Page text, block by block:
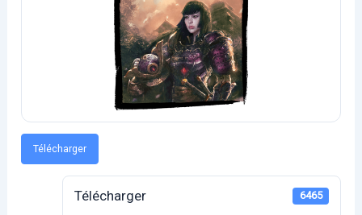
Télécharger
Télécharger 6465